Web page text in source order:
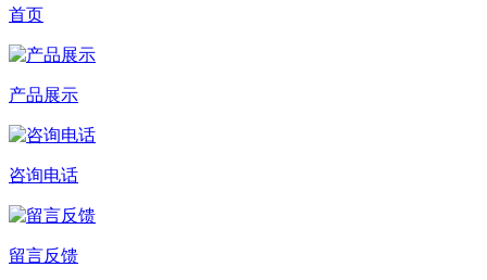
首页
产品展示
咨询电话
留言反馈